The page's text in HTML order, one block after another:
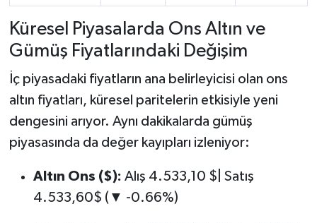
Küresel Piyasalarda Ons Altın ve
Gümüş Fiyatlarındaki Değişim
İç piyasadaki fiyatların ana belirleyicisi olan ons
altın fiyatları, küresel paritelerin etkisiyle yeni
dengesini arıyor. Aynı dakikalarda gümüş
piyasasında da değer kayıpları izleniyor:
Altın Ons ($): Alış 4.533,10 $| Satış
4.533,60$ (▼ -0.66%)